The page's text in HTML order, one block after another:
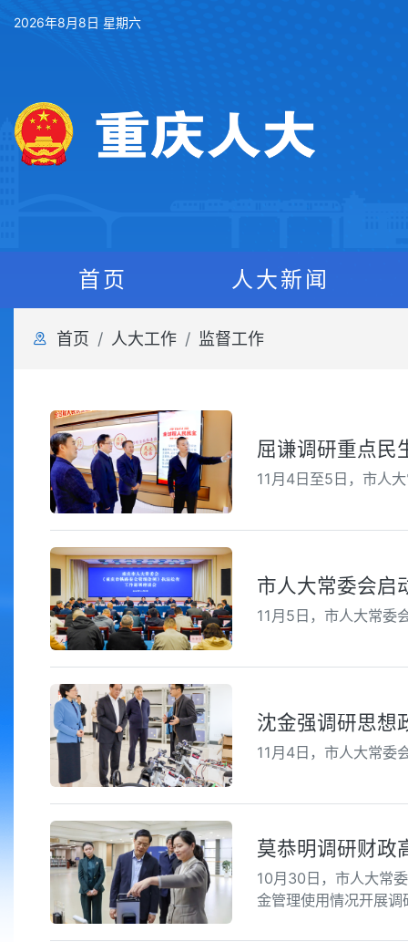
2026年8月8日 星期六
首页 人大新闻
首页 人大工作 监督工作
屈谦调研重点民
11月4日至5日，市人
市人大常委会启
11月5日，市人大常委
沈金强调研思想
11月4日，市人大常委
莫恭明调研财政
10月30日，市人大常
金管理使用情况开展调